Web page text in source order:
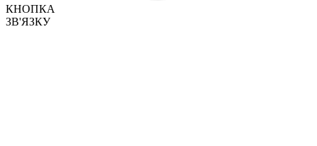
КНОПКА
ЗВ'ЯЗКУ